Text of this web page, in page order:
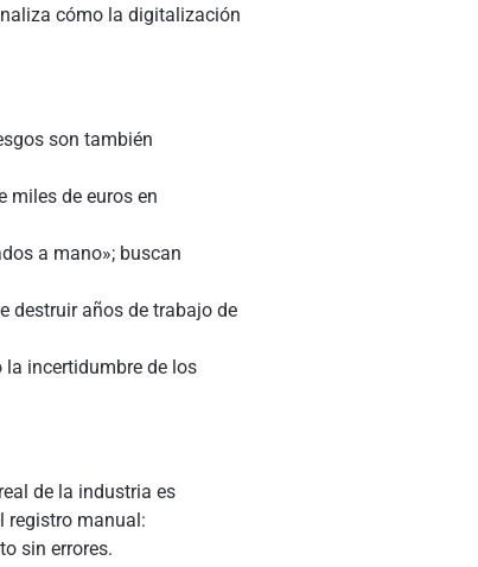
cómo la digitalización
son también
miles de euros en
a mano»; buscan
destruir años de trabajo de
incertidumbre de los
de la industria es
registro manual:
sin errores.